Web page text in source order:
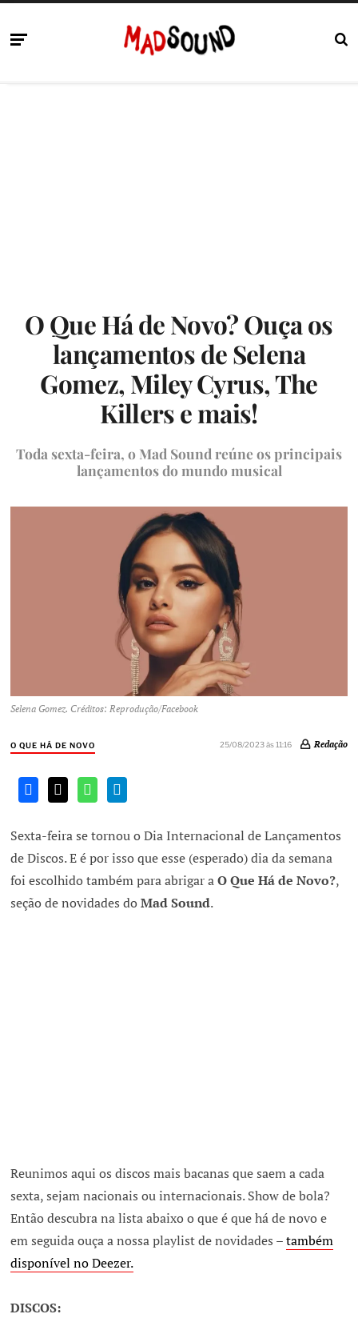
O Que Há de Novo? Ouça os
lançamentos de Selena
Gomez, Miley Cyrus, The
Killers e mais!
Toda sexta-feira, o Mad Sound reúne os principais
lançamentos do mundo musical
Selena Gomez. Créditos: Reprodução/Facebook
O QUE HÁ DE NOVO 25/08/2023 às 11:16 Redação
Sexta-feira se tornou o Dia Internacional de Lançamentos
de Discos. E é por isso que esse (esperado) dia da semana
foi escolhido também para abrigar aO Que Há de Novo?,
seção de novidades doMad Sound.
Reunimos aqui os discos mais bacanas que saem a cada
sexta, sejam nacionais ou internacionais. Show de bola?
Então descubra na lista abaixo o que é que há de novo e
em seguida ouça a nossa playlist de novidades –também
disponível no Deezer.
DISCOS: